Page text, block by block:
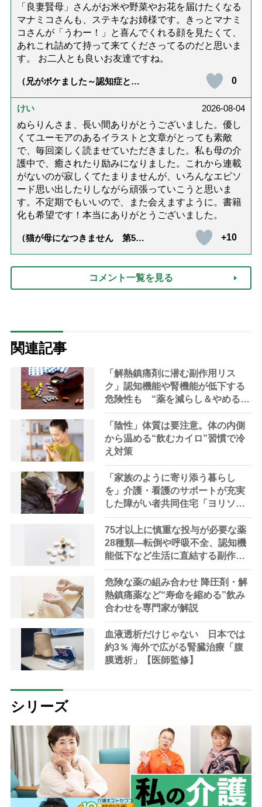
「良妻賢母」さんがお米や野菜やお花を届けたくなる
マナミコさんも、ステキなお姉様です。きっとマナミ
コさんが「うわー！」と喜んでくれる顔を見たくて、
あれこれ詰めて持って来てくださってるのだと思いま
す。 お二人とも良いお友達ですね。
（兄がボケました～認知症と介
達』が届きました」）
0
けい
2026-08-04
ぬらりんさま、長い間ありがとうございました。優し
くてユーモアのあるイラストと文章がとっても素敵
で、毎回楽しく読ませていただきました。私も母の介
護中で、癒されたり励みになりました。これから連載
がないのが寂しくてたまりませんが、いろんなエピソ
ード思い出したりしながら頑張っていこうと思いま
す。不定期でもいいので、また会えますように。書籍
化も希望です！本当にありがとうございました。
（猫が母になつきません 第500
+10
コメント一覧を見る
関連記事
「解熱鎮痛剤に潜む副作用リス
ク」認知機能や腎機能が低下する
危険性も “薬を減らし＆やめる”3
ステップを断薬専門医が解説
「陰性」体質は要注意。体の内側
から温める“飲むカイロ”習慣で冷
え対策
「家族のように寄り添う暮らし
を」介護・看護のサポートが充実
した障がい者共同住宅「ヨリソイ
ハウス」開設【大阪市西成区】
75才以上に慎重な投与が必要な薬
28種類―転倒や呼吸不全、認知機
能低下など生活に直結する副作用
を専門家が解説
危険な薬の組み合わせ 降圧剤・解
熱鎮痛薬など“寿命を縮める”飲み
合わせを専門家が解説
血液透析だけじゃない 日本では
約3％ 海外で広がる腎臓治療「腹
膜透析」【医師監修】
シリーズ